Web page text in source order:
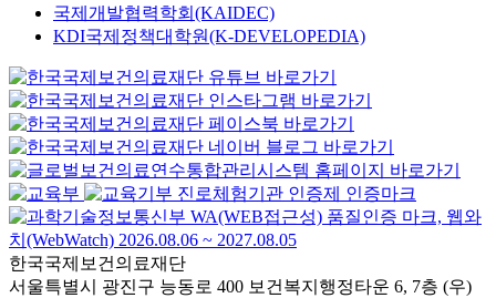
국제개발협력학회(KAIDEC)
KDI국제정책대학원(K-DEVELOPEDIA)
한국국제보건의료재단
서울특별시 광진구 능동로 400 보건복지행정타운 6, 7층 (우)